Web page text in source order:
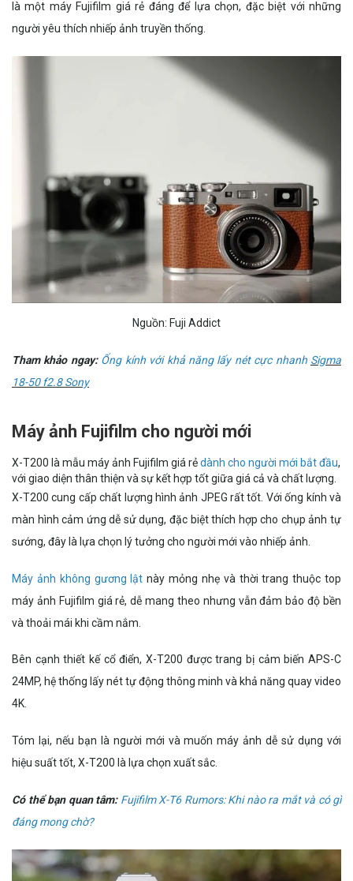
là một máy Fujifilm giá rẻ đáng để lựa chọn, đặc biệt với những
người yêu thích nhiếp ảnh truyền thống.
Nguồn: Fuji Addict
Tham khảo ngay: Ống kính với khả năng lấy nét cực nhanh Sigma
18-50 f2.8 Sony
Máy ảnh Fujifilm cho người mới
X-T200 là mẫu máy ảnh Fujifilm giá rẻdành cho người mới bắt đầu,
với giao diện thân thiện và sự kết hợp tốt giữa giá cả và chất lượng.
X-T200 cung cấp chất lượng hình ảnh JPEG rất tốt. Với ống kính và
màn hình cảm ứng dễ sử dụng, đặc biệt thích hợp cho chụp ảnh tự
sướng, đây là lựa chọn lý tưởng cho người mới vào nhiếp ảnh.
Máy ảnh không gương lật này mỏng nhẹ và thời trang thuộc top
máy ảnh Fujifilm giá rẻ, dễ mang theo nhưng vẫn đảm bảo độ bền
và thoải mái khi cầm nắm.
Bên cạnh thiết kế cổ điển, X-T200 được trang bị cảm biến APS-C
24MP, hệ thống lấy nét tự động thông minh và khả năng quay video
4K.
Tóm lại, nếu bạn là người mới và muốn máy ảnh dễ sử dụng với
hiệu suất tốt, X-T200 là lựa chọn xuất sắc.
Có thể bạn quan tâm:Fujifilm X-T6 Rumors: Khi nào ra mắt và có gì
đáng mong chờ?